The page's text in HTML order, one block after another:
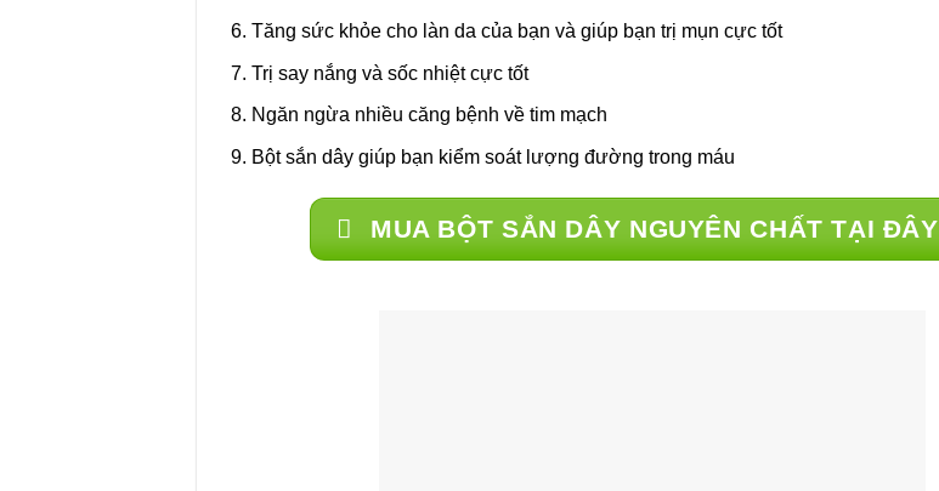
Tăng sức khỏe cho làn da của bạn và giúp bạn trị mụn cực tốt
Trị say nắng và sốc nhiệt cực tốt
Ngăn ngừa nhiều căng bệnh về tim mạch
Bột sắn dây giúp bạn kiểm soát lượng đường trong máu
MUA BỘT SẮN DÂY NGUYÊN CHẤT TẠI ĐÂY